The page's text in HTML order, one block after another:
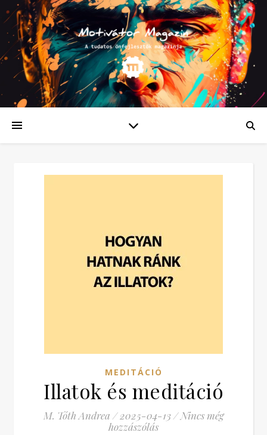
MEDITÁCIÓ
Illatok és meditáció
M. Tóth Andrea / 2025-04-13 / Nincs még
hozzászólás